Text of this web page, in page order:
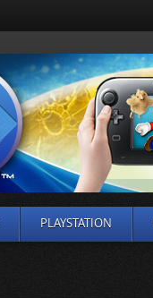
PLAYSTATION